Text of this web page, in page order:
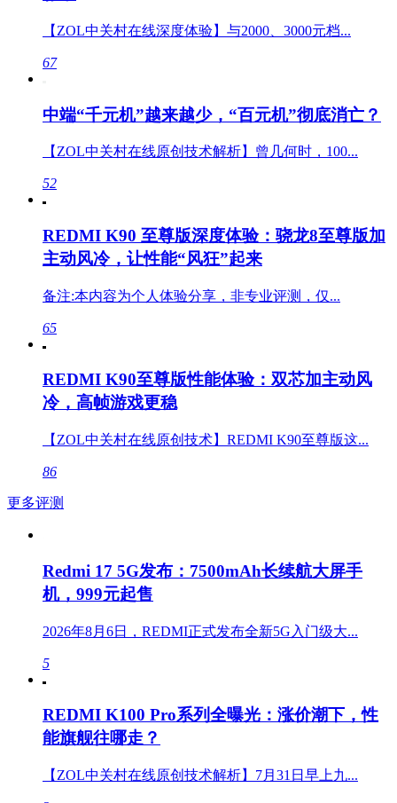
【ZOL中关村在线深度体验】与2000、3000元档...
67
中端“千元机”越来越少，“百元机”彻底消亡？
【ZOL中关村在线原创技术解析】曾几何时，100...
52
REDMI K90 至尊版深度体验：骁龙8至尊版加
主动风冷，让性能“风狂”起来
备注:本内容为个人体验分享，非专业评测，仅...
65
REDMI K90至尊版性能体验：双芯加主动风
冷，高帧游戏更稳
【ZOL中关村在线原创技术】REDMI K90至尊版这...
86
更多评测
Redmi 17 5G发布：7500mAh长续航大屏手
机，999元起售
2026年8月6日，REDMI正式发布全新5G入门级大...
5
REDMI K100 Pro系列全曝光：涨价潮下，性
能旗舰往哪走？
【ZOL中关村在线原创技术解析】7月31日早上九...